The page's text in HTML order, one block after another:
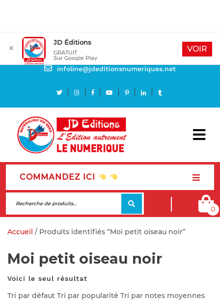
Besoin d'aide
infoline@jdeditionsnumeriques.net
COMMANDEZ ICI
0
Accueil / Produits identifiés “Moi petit oiseau noir”
Moi petit oiseau noir
Voici le seul résultat
Tri par défaut Tri par popularité Tri par notes moyennes
✕
JD Éditions
GRATUIT
Sur Google Play
VOIR